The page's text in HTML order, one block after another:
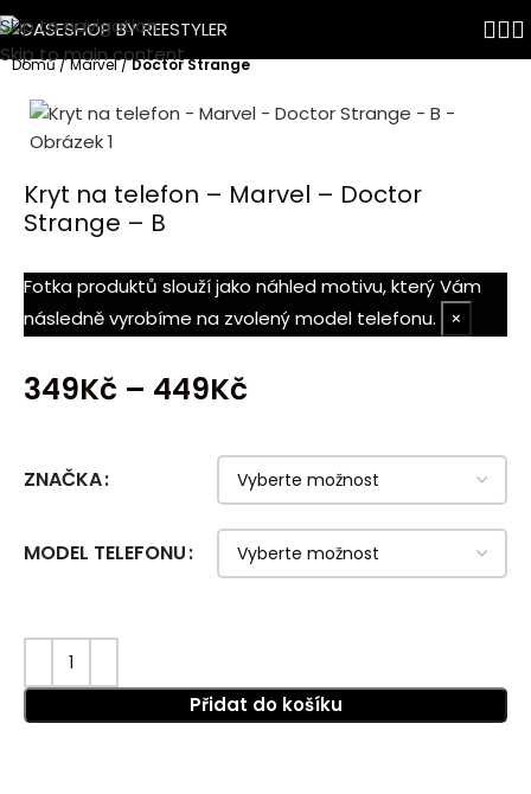
Skip to navigation
Skip to main content
Domů Marvel Doctor Strange
Kryt na telefon – Marvel – Doctor
Strange – B
Fotka produktů slouží jako náhled motivu, který Vám
následně vyrobíme na zvolený model telefonu.
×
349Kč – 449Kč
ZNAČKA
MODEL TELEFONU
Přidat do košíku